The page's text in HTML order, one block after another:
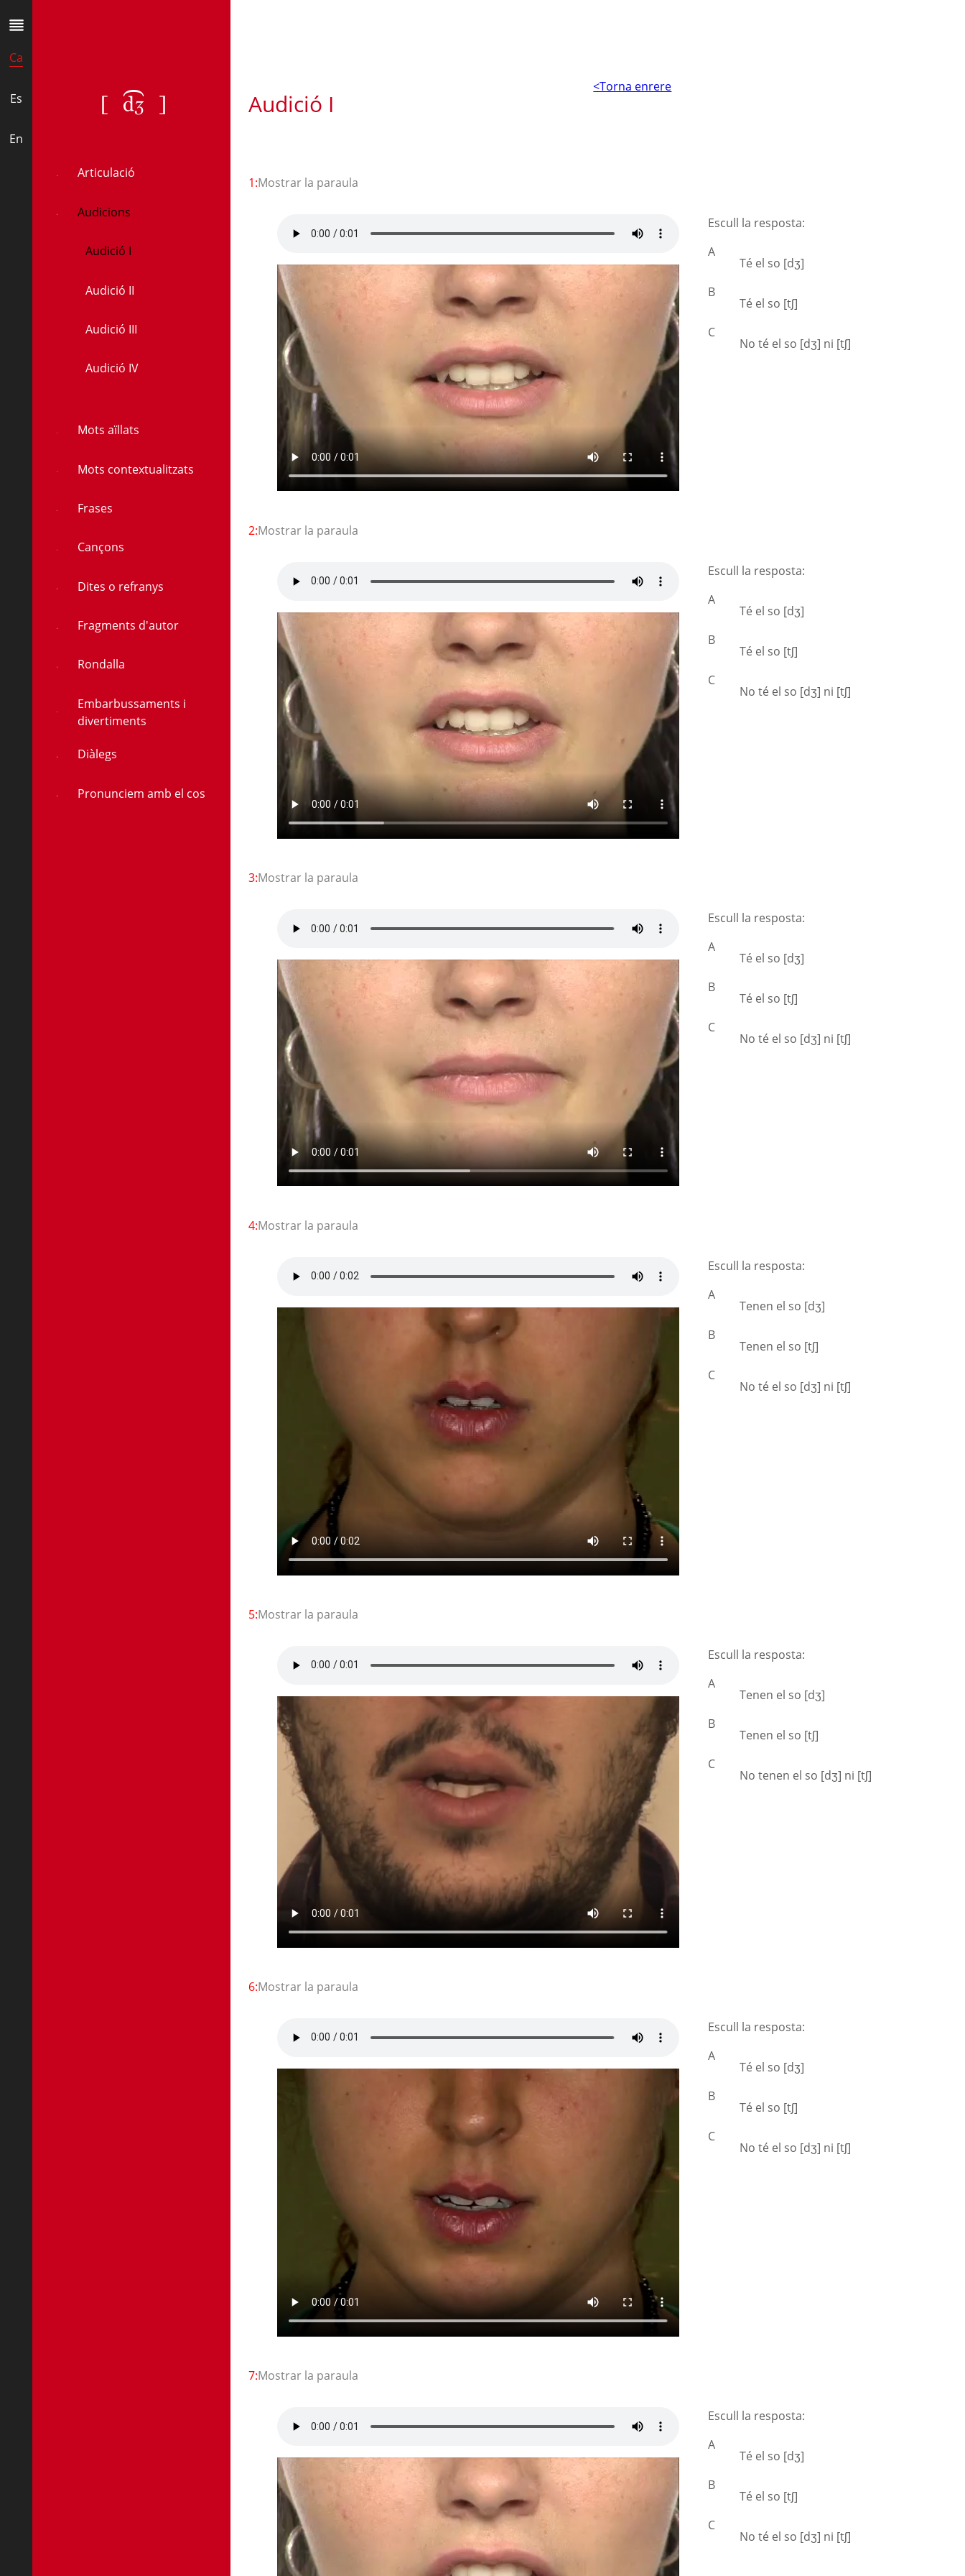
Ca
Es
En
[ʤ]
Articulació
Audicions
Audició I
Audició II
Audició III
Audició IV
Mots aïllats
Mots contextualitzats
Frases
Cançons
Dites o refranys
Fragments d'autor
Rondalla
Embarbussaments i
divertiments
Diàlegs
Pronunciem amb el cos
Audició I
<Torna enrere
1:Mostrar la paraula
Escull la resposta:
A
Té el so [dʒ]
B
Té el so [tʃ]
C
No té el so [dʒ] ni [tʃ]
2:Mostrar la paraula
Escull la resposta:
A
Té el so [dʒ]
B
Té el so [tʃ]
C
No té el so [dʒ] ni [tʃ]
3:Mostrar la paraula
Escull la resposta:
A
Té el so [dʒ]
B
Té el so [tʃ]
C
No té el so [dʒ] ni [tʃ]
4:Mostrar la paraula
Escull la resposta:
A
Tenen el so [dʒ]
B
Tenen el so [tʃ]
C
No té el so [dʒ] ni [tʃ]
5:Mostrar la paraula
Escull la resposta:
A
Tenen el so [dʒ]
B
Tenen el so [tʃ]
C
No tenen el so [dʒ] ni [tʃ]
6:Mostrar la paraula
Escull la resposta:
A
Té el so [dʒ]
B
Té el so [tʃ]
C
No té el so [dʒ] ni [tʃ]
7:Mostrar la paraula
Escull la resposta:
A
Té el so [dʒ]
B
Té el so [tʃ]
C
No té el so [dʒ] ni [tʃ]